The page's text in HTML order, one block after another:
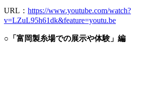
URL： https://www.youtube.com/watch?
v=LZuL95h61dk&feature=youtu.be
○「富岡製糸場での展示や体験」編